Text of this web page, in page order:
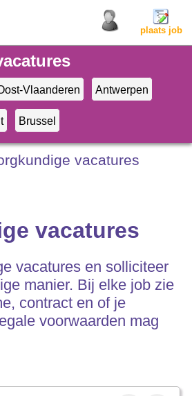
plaats job
Vlaanderen Antwerpen
Brussel
vacatures
vacatures
vacatures en solliciteer
manier. Bij elke job zie
contract en of je
voorwaarden mag